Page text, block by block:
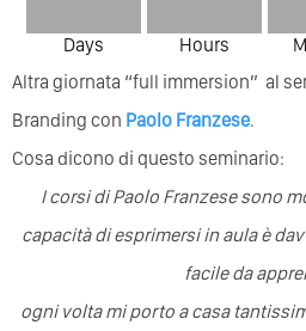
Days Hours
Altra giornata “full immersion” al
Branding con Paolo Franzese.
Cosa dicono di questo seminario:
I corsi di Paolo Franzese sono
capacità di esprimersi in aula è
facile da
ogni volta mi porto a casa